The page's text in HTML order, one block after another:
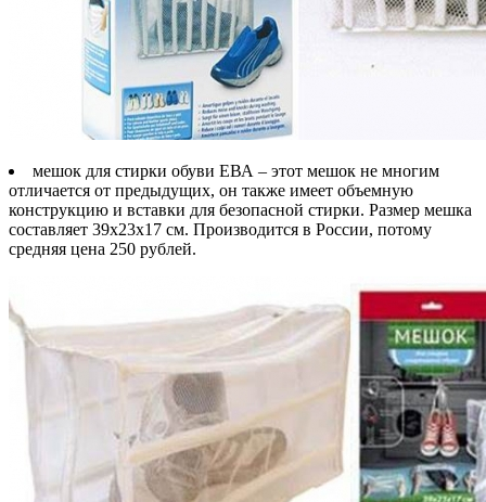
мешок для стирки обуви ЕВА – этот мешок не многим
отличается от предыдущих, он также имеет объемную
конструкцию и вставки для безопасной стирки. Размер мешка
составляет 39х23х17 см. Производится в России, потому
средняя цена 250 рублей.